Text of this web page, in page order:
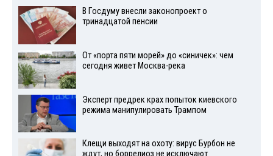
В Госдуму внесли законопроект о
тринадцатой пенсии
От «порта пяти морей» до «синичек»: чем
сегодня живет Москва-река
Эксперт предрек крах попыток киевского
режима манипулировать Трампом
Клещи выходят на охоту: вирус Бурбон не